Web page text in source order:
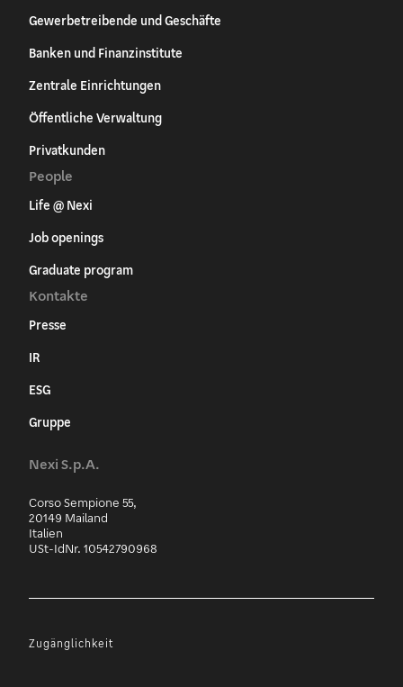
Gewerbetreibende und Geschäfte
Banken und Finanzinstitute
Zentrale Einrichtungen
Öffentliche Verwaltung
Privatkunden
People
Life @ Nexi
Job openings
Graduate program
Kontakte
Presse
IR
ESG
Gruppe
Nexi S.p.A.
Corso Sempione 55,
20149 Mailand
Italien
USt-IdNr. 10542790968
Zugänglichkeit